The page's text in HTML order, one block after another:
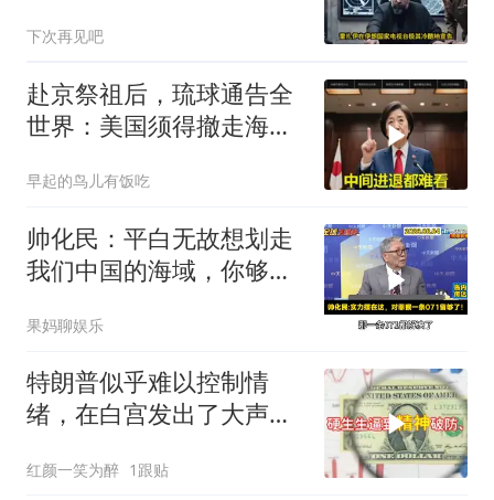
下次再见吧
赴京祭祖后，琉球通告全
世界：美国须得撤走海马
早起的鸟儿有饭吃
帅化民：平白无故想划走
我们中国的海域，你够格
果妈聊娱乐
特朗普似乎难以控制情
绪，在白宫发出了大声咒
红颜一笑为醉 1跟贴